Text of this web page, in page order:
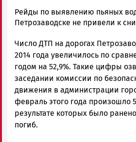
admintimur
Новости
и
Карелии
|
Петрозаводск
ГОВОРИТ
Рейды по выявлению пьяных
Петрозаводске не привели к
Число ДТП на дорогах
2014 года увеличилось по
годом на 52,9%. Такие цифры
заседании комиссии по
движения в администрации
февраль этого года произошло
результате которых было
погиб.